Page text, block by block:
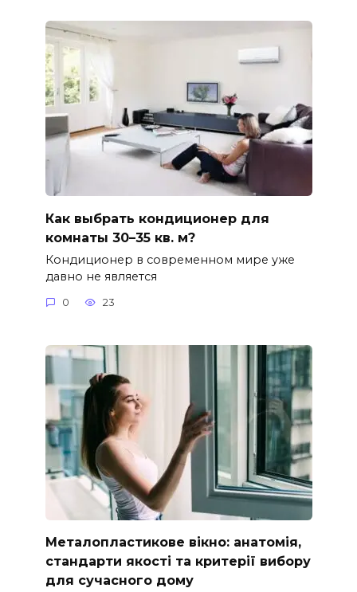
Как выбрать кондиционер для
комнаты 30–35 кв. м?
Кондиционер в современном мире уже
давно не является
0 23
Металопластикове вікно: анатомія,
стандарти якості та критерії вибору
для сучасного дому